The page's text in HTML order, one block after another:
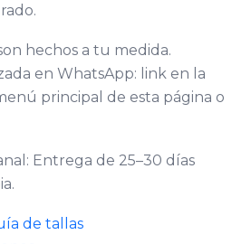
hechos a tu medida.
en WhatsApp: link en la
principal de esta página o
Entrega de 25–30 días
de tallas